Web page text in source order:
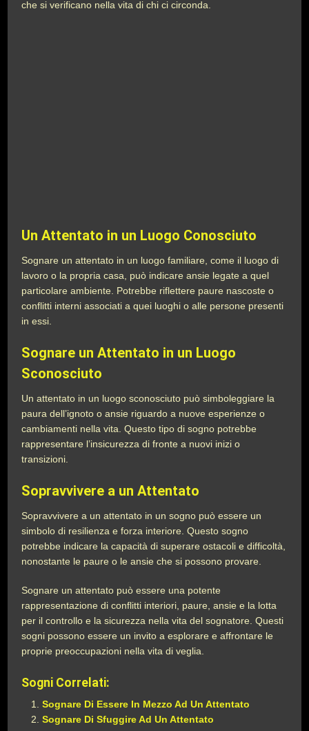
che si verificano nella vita di chi ci circonda.
Un Attentato in un Luogo Conosciuto
Sognare un attentato in un luogo familiare, come il luogo di
lavoro o la propria casa, può indicare ansie legate a quel
particolare ambiente. Potrebbe riflettere paure nascoste o
conflitti interni associati a quei luoghi o alle persone presenti
in essi.
Sognare un Attentato in un Luogo
Sconosciuto
Un attentato in un luogo sconosciuto può simboleggiare la
paura dell’ignoto o ansie riguardo a nuove esperienze o
cambiamenti nella vita. Questo tipo di sogno potrebbe
rappresentare l’insicurezza di fronte a nuovi inizi o
transizioni.
Sopravvivere a un Attentato
Sopravvivere a un attentato in un sogno può essere un
simbolo di resilienza e forza interiore. Questo sogno
potrebbe indicare la capacità di superare ostacoli e difficoltà,
nonostante le paure o le ansie che si possono provare.
Sognare un attentato può essere una potente
rappresentazione di conflitti interiori, paure, ansie e la lotta
per il controllo e la sicurezza nella vita del sognatore. Questi
sogni possono essere un invito a esplorare e affrontare le
proprie preoccupazioni nella vita di veglia.
Sogni Correlati:
Sognare Di Essere In Mezzo Ad Un Attentato
Sognare Di Sfuggire Ad Un Attentato